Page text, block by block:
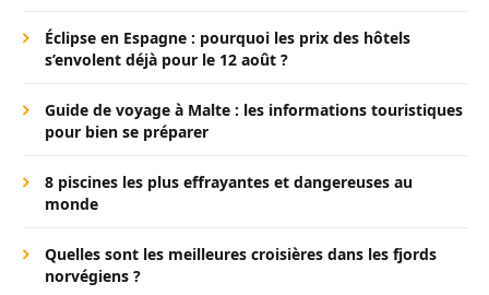
Éclipse en Espagne : pourquoi les prix des hôtels
s’envolent déjà pour le 12 août ?
Guide de voyage à Malte : les informations touristiques
pour bien se préparer
8 piscines les plus effrayantes et dangereuses au
monde
Quelles sont les meilleures croisières dans les fjords
norvégiens ?